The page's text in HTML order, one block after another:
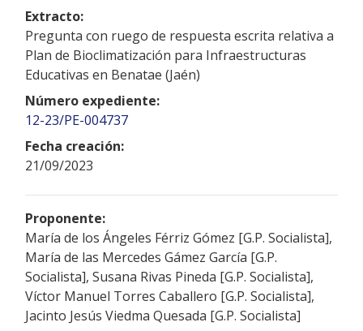
Extracto:
Pregunta con ruego de respuesta escrita relativa a
Plan de Bioclimatización para Infraestructuras
Educativas en Benatae (Jaén)
Número expediente:
12-23/PE-004737
Fecha creación:
21/09/2023
Proponente:
María de los Ángeles Férriz Gómez [G.P. Socialista],
María de las Mercedes Gámez García [G.P.
Socialista], Susana Rivas Pineda [G.P. Socialista],
Víctor Manuel Torres Caballero [G.P. Socialista],
Jacinto Jesús Viedma Quesada [G.P. Socialista]